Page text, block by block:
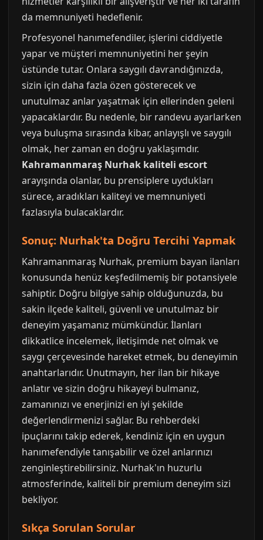
da memnuniyeti hedeflenir.
Profesyonel hanımefendiler, işlerini ciddiyetle
yapar ve müşteri memnuniyetini her şeyin
üstünde tutar. Onlara saygılı davrandığınızda,
sizin için daha fazla özen gösterecek ve
unutulmaz anlar yaşatmak için ellerinden geleni
yapacaklardır. Bu nedenle, bir randevu ayarlarken
veya buluşma sırasında kibar, anlayışlı ve saygılı
olmak, her zaman en doğru yaklaşımdır.
Kahramanmaraş Nurhak kaliteli escort
arayışında olanlar, bu prensiplere uydukları
sürece, aradıkları kaliteyi ve memnuniyeti
fazlasıyla bulacaklardır.
Sonuç: Nurhak'ta Doğru Tercihi Yapmak
Kahramanmaraş Nurhak, premium bayan ilanları
konusunda henüz keşfedilmemiş bir potansiyele
sahiptir. Doğru bilgiye sahip olduğunuzda, bu
sakin ilçede kaliteli, güvenli ve unutulmaz bir
deneyim yaşamanız mümkündür. İlanları
dikkatlice incelemek, iletişimde net olmak ve
saygı çerçevesinde hareket etmek, bu deneyimin
anahtarlarıdır. Unutmayın, her ilan bir hikaye
anlatır ve sizin doğru hikayeyi bulmanız,
zamanınızı ve enerjinizi en iyi şekilde
değerlendirmenizi sağlar. Bu rehberdeki
ipuçlarını takip ederek, kendiniz için en uygun
hanımefendiyle tanışabilir ve özel anlarınızı
zenginleştirebilirsiniz. Nurhak'ın huzurlu
atmosferinde, kaliteli bir premium deneyim sizi
bekliyor.
Sıkça Sorulan Sorular